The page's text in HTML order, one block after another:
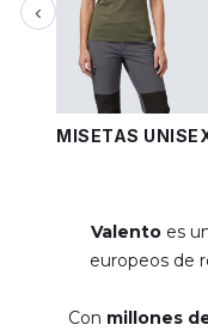
‹
CAMISETAS
Valento es
europeos de
Con millones